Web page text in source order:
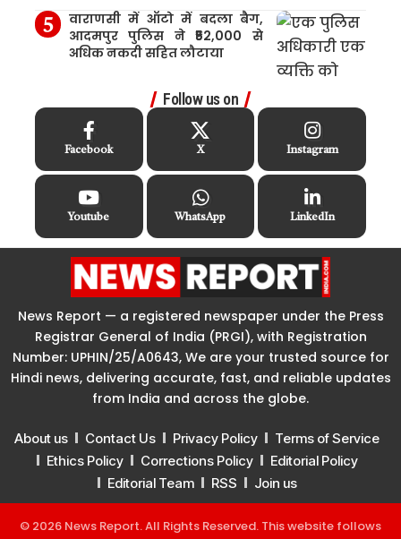
वाराणसी में ऑटो में बदला बैग,
आदमपुर पुलिस ने ₹52,000 से
अधिक नकदी सहित लौटाया
Follow us on
Facebook X Instagram
Youtube WhatsApp LinkedIn
News Report — a registered newspaper under the Press
Registrar General of India (PRGI), with Registration
Number: UPHIN/25/A0643, We are your trusted source for
Hindi news, delivering accurate, fast, and reliable updates
from India and across the globe.
About us Contact Us Privacy Policy
Terms of Service
Ethics Policy
Corrections Policy
Editorial Policy
Editorial Team
RSS Join us
© 2026 News Report. All Rights Reserved. This website follows